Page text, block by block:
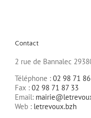
Contact
2 rue de Bannalec
Téléphone : 02 98 71
Fax : 02 98 71 87 33
Email:
Web : letrevoux.bzh